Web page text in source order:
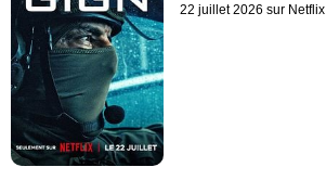
22 juillet 2026 sur Netflix